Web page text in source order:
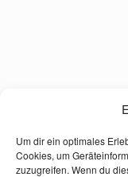
Um dir ein optimales
Cookies, um
zuzugreifen. Wenn du